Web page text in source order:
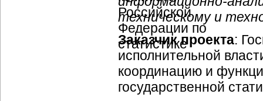
техническому и
Заказчик проекта:
исполнительной
координацию и
государственной